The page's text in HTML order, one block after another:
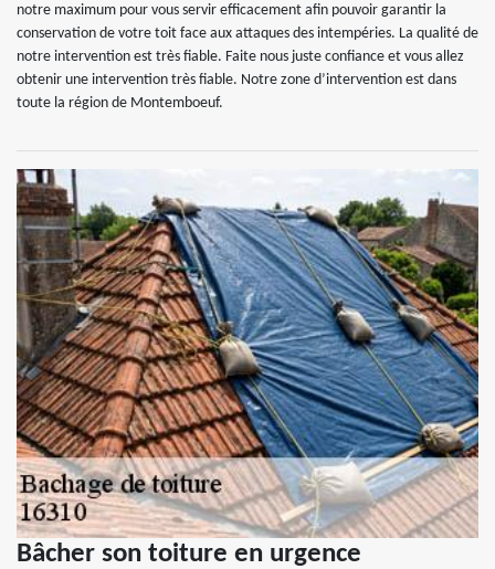
notre maximum pour vous servir efficacement afin pouvoir garantir la
conservation de votre toit face aux attaques des intempéries. La qualité de
notre intervention est très fiable. Faite nous juste confiance et vous allez
obtenir une intervention très fiable. Notre zone d’intervention est dans
toute la région de Montemboeuf.
Bâcher son toiture en urgence